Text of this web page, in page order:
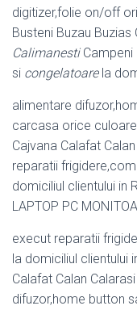
digitizer,folie on/off
Busteni Buzau
CalimanestiCampeni
si congelatoarela
alimentare
carcasa orice
Cajvana Calafat
reparatii
domiciliul clientului in
LAPTOP PC
execut reparatii
la domiciliul clientului
Calafat Calan Calarasi
difuzor,home button